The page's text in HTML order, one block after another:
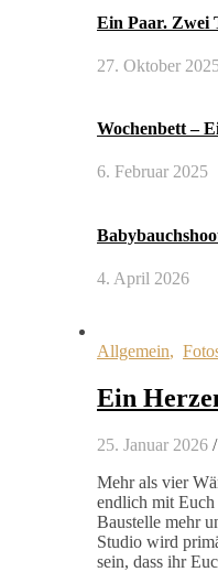
Ein Paar. Zwei
27. Oktober
Wochenbett –
6. Februar 2025
4. April 2026
Allgemein,
Ein
25. Januar 2026 /
Mehr als vier
endlich mit
Baustelle mehr
Studio wird
sein, dass ihr